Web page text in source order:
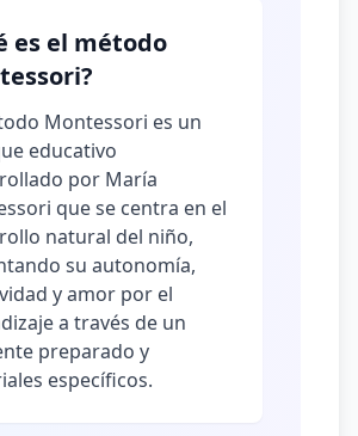
es el método
Montessori es un
educativo
por María
que se centra en el
natural del niño,
su autonomía,
y amor por el
a través de un
preparado y
específicos.